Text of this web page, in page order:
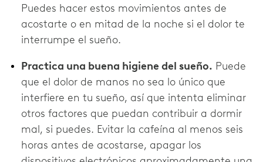
Puedes hacer estos movimientos antes de
acostarte o en mitad de la noche si el dolor te
interrumpe el sueño.
Practica una buena higiene del sueño. Puede
que el dolor de manos no sea lo único que
interfiere en tu sueño, así que intenta eliminar
otros factores que puedan contribuir a dormir
mal, si puedes. Evitar la cafeína al menos seis
horas antes de acostarse, apagar los